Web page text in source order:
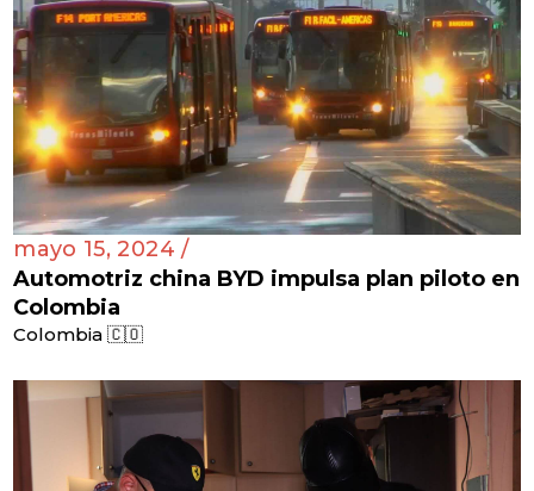
mayo 15, 2024 /
Automotriz china BYD impulsa plan piloto en
Colombia
Colombia 🇨🇴